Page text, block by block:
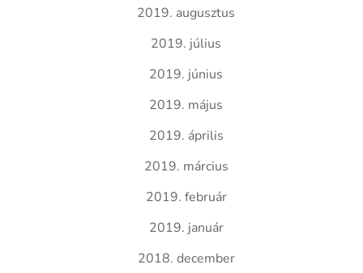
2019. augusztus
2019. július
2019. június
2019. május
2019. április
2019. március
2019. február
2019. január
2018. december